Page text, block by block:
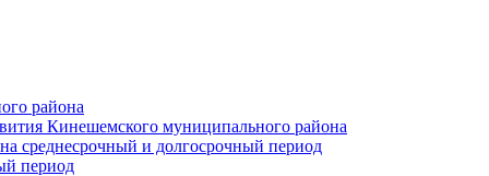
района
Кинешемского муниципального района
среднесрочный и долгосрочный период
период